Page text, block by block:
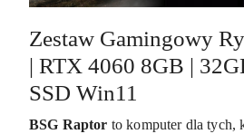
Zestaw Gamingowy
| RTX 4060 8GB |
SSD Win11
BSG Raptor to komputer dla tych,